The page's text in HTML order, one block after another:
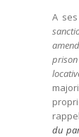
A
du